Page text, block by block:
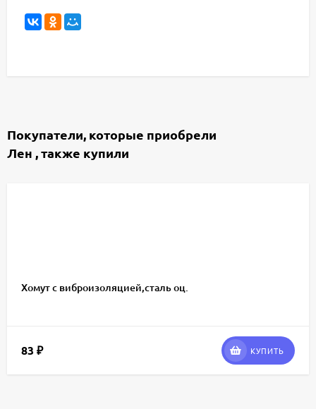
Покупатели, которые приобрели
Лен , также купили
Хомут c виброизоляцией,сталь оц.
83 ₽ КУПИТЬ